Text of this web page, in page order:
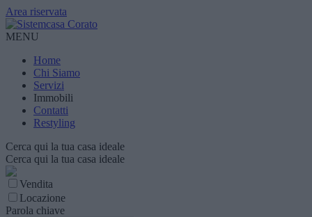
Area riservata
MENU
Home
Chi Siamo
Servizi
Immobili
Contatti
Restyling
Cerca qui la tua casa ideale
Cerca qui la tua casa ideale
Vendita
Locazione
Parola chiave